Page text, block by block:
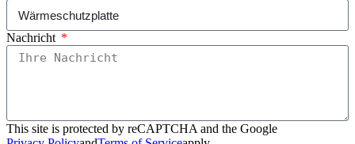
Nachricht
This site is protected by reCAPTCHA and the Google